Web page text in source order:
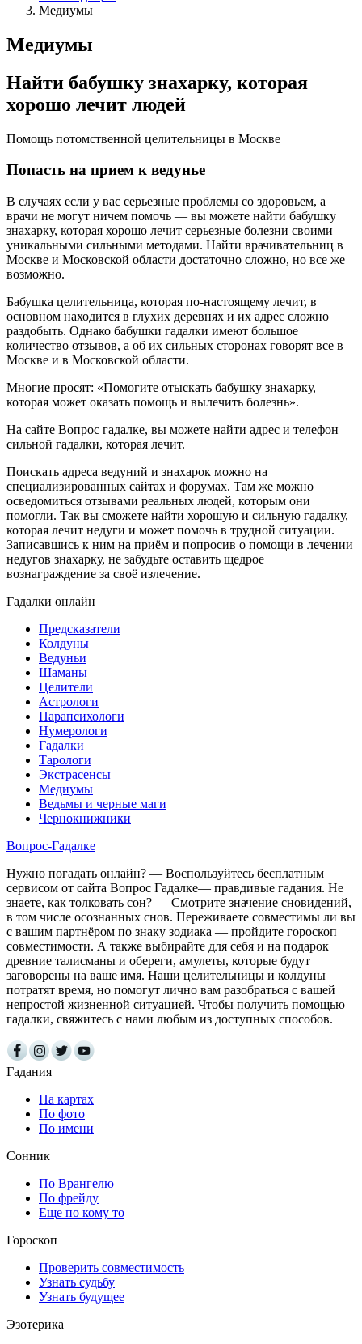
Медиумы
Медиумы
Найти бабушку знахарку, которая
хорошо лечит людей
Помощь потомственной целительницы в Москве
Попасть на прием к ведунье
В случаях если у вас серьезные проблемы со здоровьем, а
врачи не могут ничем помочь — вы можете найти бабушку
знахарку, которая хорошо лечит серьезные болезни своими
уникальными сильными методами. Найти врачивательниц в
Москве и Московской области достаточно сложно, но все же
возможно.
Бабушка целительница, которая по-настоящему лечит, в
основном находится в глухих деревнях и их адрес сложно
раздобыть. Однако бабушки гадалки имеют большое
количество отзывов, а об их сильных сторонах говорят все в
Москве и в Московской области.
Многие просят: «Помогите отыскать бабушку знахарку,
которая может оказать помощь и вылечить болезнь».
На сайте Вопрос гадалке, вы можете найти адрес и телефон
сильной гадалки, которая лечит.
Поискать адреса ведуний и знахарок можно на
специализированных сайтах и форумах. Там же можно
осведомиться отзывами реальных людей, которым они
помогли. Так вы сможете найти хорошую и сильную гадалку,
которая лечит недуги и может помочь в трудной ситуации.
Записавшись к ним на приём и попросив о помощи в лечении
недугов знахарку, не забудьте оставить щедрое
вознаграждение за своё излечение.
Гадалки онлайн
Предсказатели
Колдуны
Ведуньи
Шаманы
Целители
Астрологи
Парапсихологи
Нумерологи
Гадалки
Тарологи
Экстрасенсы
Медиумы
Ведьмы и черные маги
Чернокнижники
Вопрос-Гадалке
Нужно погадать онлайн? — Воспользуйтесь бесплатным
сервисом от сайта Вопрос Гадалке— правдивые гадания. Не
знаете, как толковать сон? — Смотрите значение сновидений,
в том числе осознанных снов. Переживаете совместимы ли вы
с вашим партнёром по знаку зодиака — пройдите гороскоп
совместимости. А также выбирайте для себя и на подарок
древние талисманы и обереги, амулеты, которые будут
заговорены на ваше имя. Наши целительницы и колдуны
потратят время, но помогут лично вам разобраться с вашей
непростой жизненной ситуацией. Чтобы получить помощью
гадалки, свяжитесь с нами любым из доступных способов.
Гадания
На картах
По фото
По имени
Сонник
По Врангелю
По фрейду
Еще по кому то
Гороскоп
Проверить совместимость
Узнать судьбу
Узнать будущее
Эзотерика